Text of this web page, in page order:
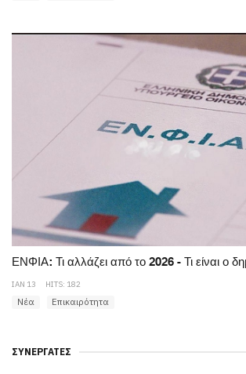
ΕΝΦΙΑ: Τι αλλάζει από το 2026 - Τι είναι ο
ΙΑΝ 13 HITS: 182
Νέα Επικαιρότητα
ΣΥΝΕΡΓΆΤΕΣ